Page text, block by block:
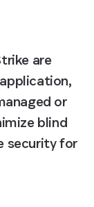
are
or
blind
security for